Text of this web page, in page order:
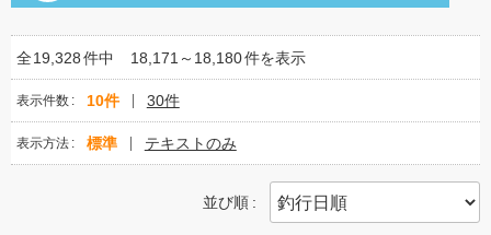
全19,328件中 18,171～18,180件を表示
表示件数 10件 30件
表示方法 標準 テキストのみ
並び順